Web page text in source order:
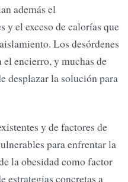
además el
y el exceso de calorías que
Los desórdenes
encierro, y muchas de
desplazar la solución para
y de factores de
para enfrentar la
la obesidad como factor
estrategias concretas a